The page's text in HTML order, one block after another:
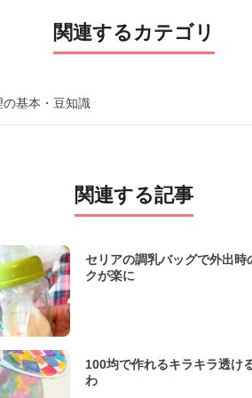
関連するカテゴリ
の基本・豆知識
関連する記事
セリアの調乳バッグで外出時
クが楽に
100均で作れるキラキラ透け
わ